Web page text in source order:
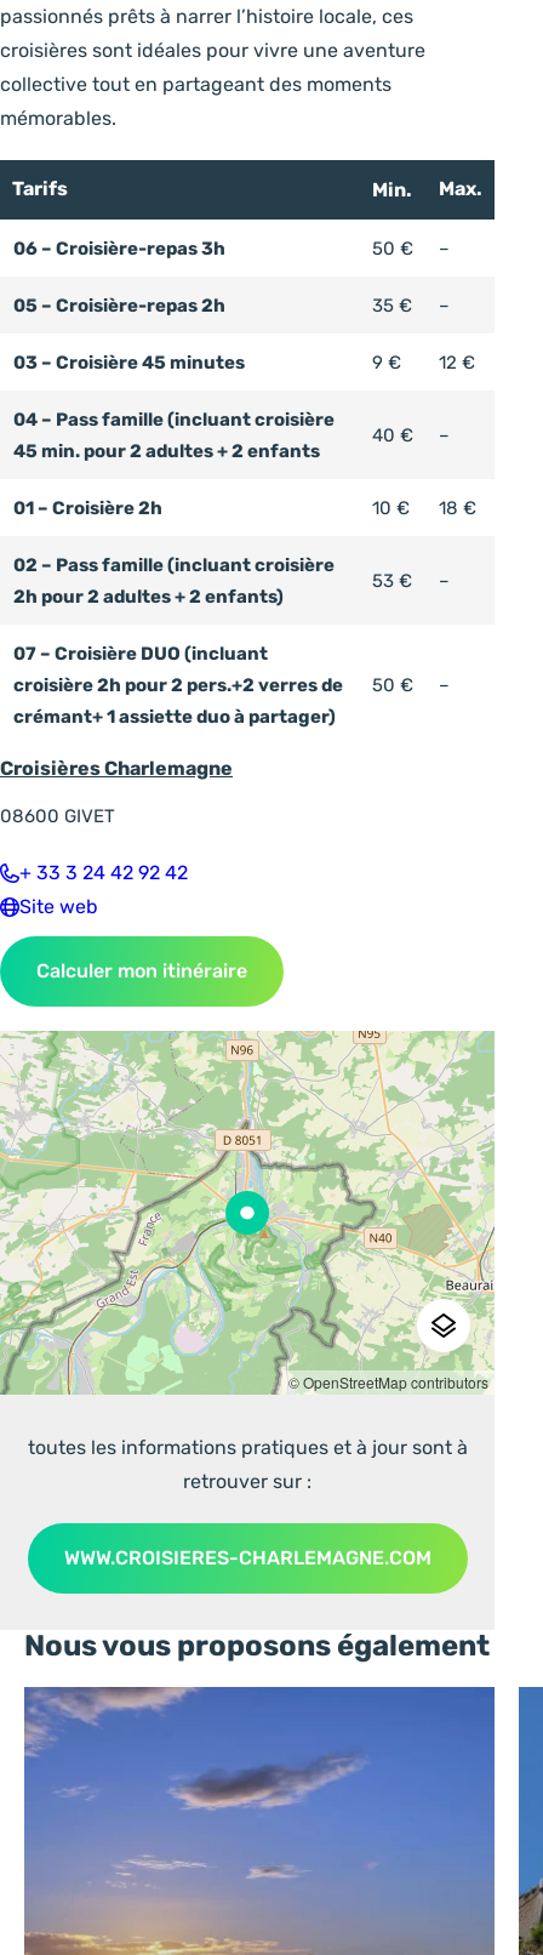
passionnés prêts à narrer l’histoire locale, ces
croisières sont idéales pour vivre une aventure
collective tout en partageant des moments
mémorables.
Tarifs Min. Max.
06 – Croisière-repas 3h 50 € –
05 – Croisière-repas 2h 35 € –
03 – Croisière 45 minutes 9 € 12 €
04 – Pass famille (incluant croisière
45 min. pour 2 adultes + 2 enfants
40 € –
01 – Croisière 2h 10 € 18 €
02 – Pass famille (incluant croisière
2h pour 2 adultes + 2 enfants)
53 € –
07 – Croisière DUO (incluant
croisière 2h pour 2 pers.+2 verres de
crémant+ 1 assiette duo à partager)
50 € –
© OpenStreetMap contributors
Croisières Charlemagne
08600 GIVET
+ 33 3 24 42 92 42
Site web
Calculer mon itinéraire
toutes les informations pratiques et à jour sont à
retrouver sur :
WWW.CROISIERES-CHARLEMAGNE.COM
Nous vous proposons également